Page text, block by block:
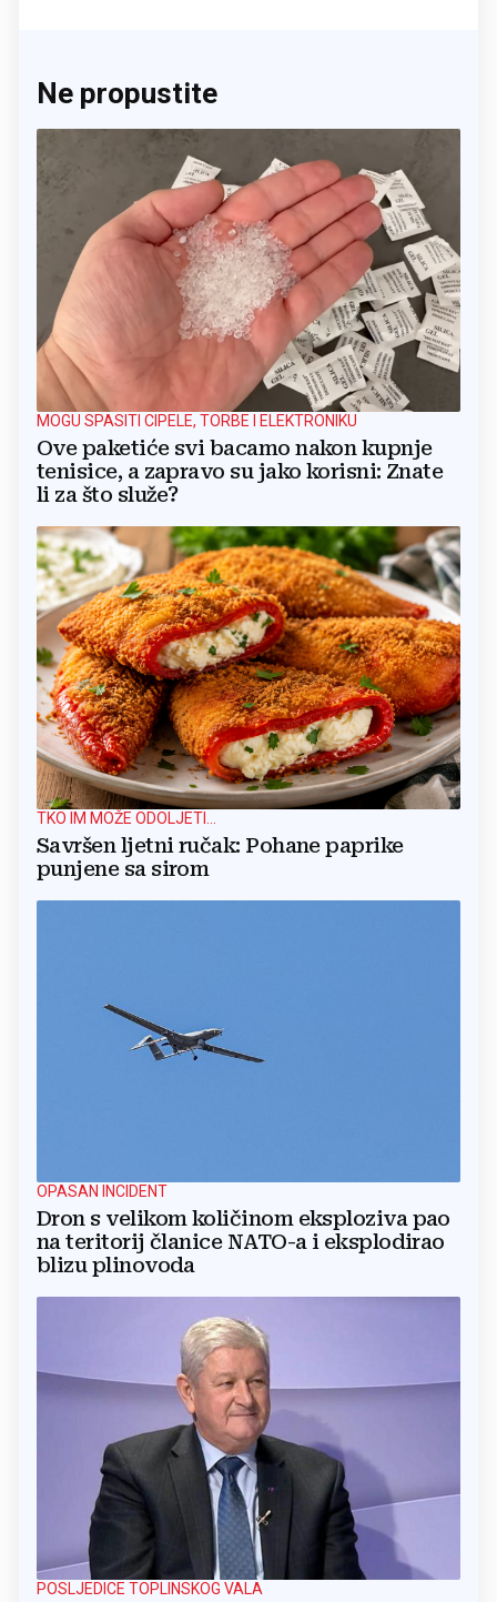
Ne propustite
MOGU SPASITI CIPELE, TORBE I ELEKTRONIKU
Ove paketiće svi bacamo nakon kupnje
tenisice, a zapravo su jako korisni: Znate
li za što služe?
TKO IM MOŽE ODOLJETI...
Savršen ljetni ručak: Pohane paprike
punjene sa sirom
OPASAN INCIDENT
Dron s velikom količinom eksploziva pao
na teritorij članice NATO-a i eksplodirao
blizu plinovoda
POSLJEDICE TOPLINSKOG VALA